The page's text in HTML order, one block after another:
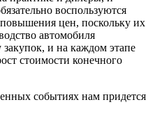
воспользуются
цен, поскольку их
автомобиля
и на каждом этапе
стоимости конечного
событиях нам придется